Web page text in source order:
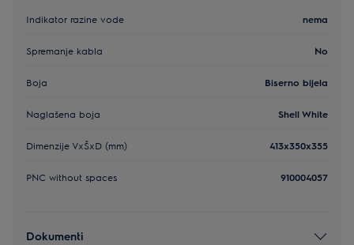
Indikator razine vode nema
Spremanje kabla No
Boja Biserno bijela
Naglašena boja Shell White
Dimenzije VxŠxD (mm) 413x350x355
PNC without spaces 910004057
Dokumenti